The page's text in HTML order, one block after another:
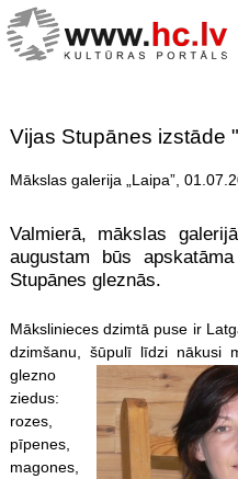
Vijas Stupānes izstāde
Mākslas galerija „Laipa”,
Valmierā, mākslas
augustam būs
Stupānes gleznās.
Mākslinieces dzimtā puse ir
dzimšanu, šūpulī līdzi nākusi
glezno
ziedus:
rozes,
pīpenes,
magones,